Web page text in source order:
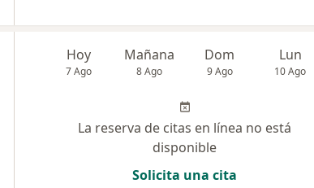
Hoy
7 Ago
Mañana
8 Ago
Dom
9 Ago
Lun
10 Ago
La reserva de citas en línea no está
disponible
Solicita una cita